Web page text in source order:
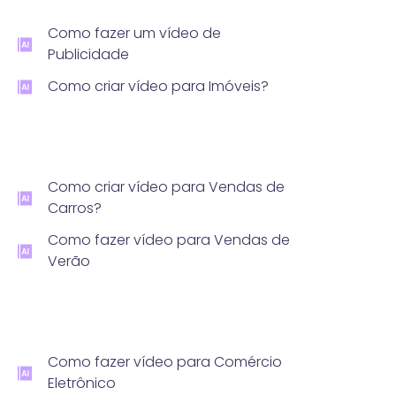
Como fazer um vídeo de
Publicidade
Como criar vídeo para Imóveis?
Como criar vídeo para Vendas de
Carros?
Como fazer vídeo para Vendas de
Verão
Como fazer vídeo para Comércio
Eletrônico